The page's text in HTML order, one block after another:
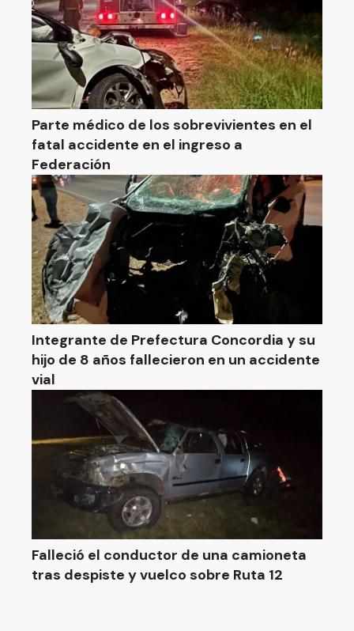
Parte médico de los sobrevivientes en el
fatal accidente en el ingreso a
Federación
Integrante de Prefectura Concordia y su
hijo de 8 años fallecieron en un accidente
vial
Falleció el conductor de una camioneta
tras despiste y vuelco sobre Ruta 12